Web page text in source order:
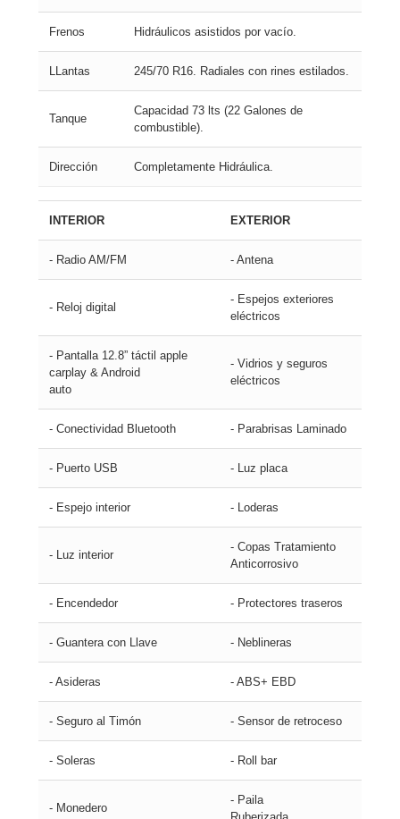
Frenos Hidráulicos asistidos por vacío.
LLantas 245/70 R16. Radiales con rines estilados.
Tanque
Capacidad 73 lts (22 Galones de
combustible).
Dirección Completamente Hidráulica.
INTERIOR EXTERIOR
- Radio AM/FM - Antena
- Reloj digital
- Espejos exteriores
eléctricos
- Pantalla 12.8” táctil apple
carplay & Android
auto
- Vidrios y seguros
eléctricos
- Conectividad Bluetooth - Parabrisas Laminado
- Puerto USB - Luz placa
- Espejo interior - Loderas
- Luz interior
- Copas Tratamiento
Anticorrosivo
- Encendedor - Protectores traseros
- Guantera con Llave - Neblineras
- Asideras - ABS+ EBD
- Seguro al Timón - Sensor de retroceso
- Soleras - Roll bar
- Monedero
- Paila